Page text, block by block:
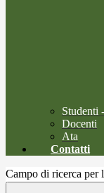
Studenti
Docenti
Ata
Contatti
Campo di ricerca per